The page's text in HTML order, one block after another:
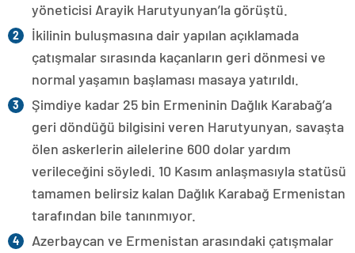
yöneticisi Arayik Harutyunyan’la görüştü.
İkilinin buluşmasına dair yapılan açıklamada
çatışmalar sırasında kaçanların geri dönmesi ve
normal yaşamın başlaması masaya yatırıldı.
Şimdiye kadar 25 bin Ermeninin Dağlık Karabağ’a
geri döndüğü bilgisini veren Harutyunyan, savaşta
ölen askerlerin ailelerine 600 dolar yardım
verileceğini söyledi. 10 Kasım anlaşmasıyla statüsü
tamamen belirsiz kalan Dağlık Karabağ Ermenistan
tarafından bile tanınmıyor.
Azerbaycan ve Ermenistan arasındaki çatışmalar